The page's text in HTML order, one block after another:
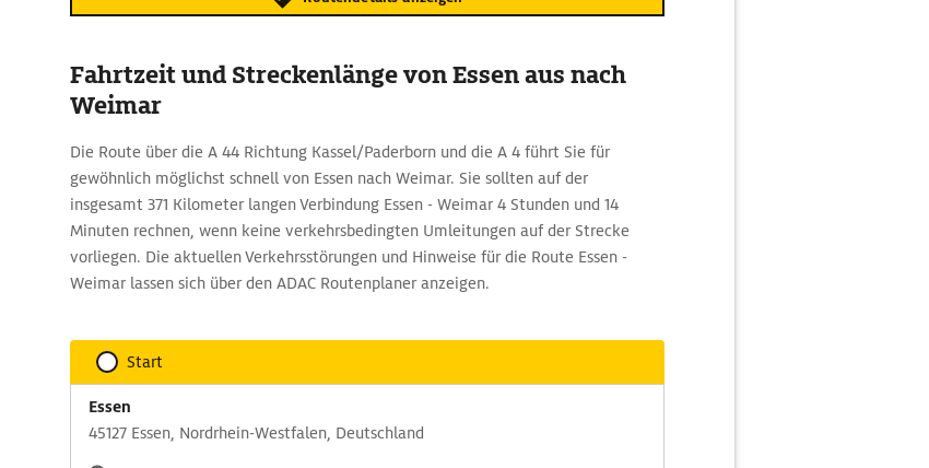
Fahrtzeit und Streckenlänge von Essen aus nach
Weimar
Die Route über die A 44 Richtung Kassel/Paderborn und die A 4 führt Sie für
gewöhnlich möglichst schnell von Essen nach Weimar. Sie sollten auf der
insgesamt 371 Kilometer langen Verbindung Essen - Weimar 4 Stunden und 14
Minuten rechnen, wenn keine verkehrsbedingten Umleitungen auf der Strecke
vorliegen. Die aktuellen Verkehrsstörungen und Hinweise für die Route Essen -
Weimar lassen sich über den ADAC Routenplaner anzeigen.
Start
Essen
45127 Essen, Nordrhein-Westfalen, Deutschland